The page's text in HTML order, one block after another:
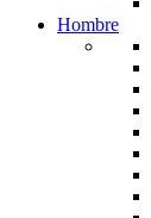
Hombre